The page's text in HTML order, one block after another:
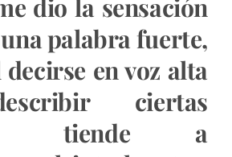
dio la sensación
palabra fuerte,
en voz alta
ciertas
tiende a